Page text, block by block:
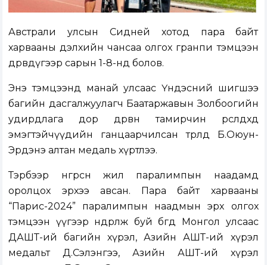
Австрали улсын Сидней хотод пара байт
харвааны дэлхийн чансаа олгох гранпи тэмцээн
дөрөвдүгээр сарын 1-8-нд болов.
Энэ тэмцээнд манай улсаас Үндэсний шигшээ
багийн дасгалжуулагч Баатаржавын Золбоогийн
удирдлага дор дөрвөн тамирчин өрсөлдөхөд
эмэгтэйчүүдийн ганцаарчилсан төрөлд Б.Оюун-
Эрдэнэ алтан медаль хүртлээ.
Тэрбээр өнгөрсөн жил паралимпын наадамд
оролцох эрхээ авсан. Пара байт харвааны
“Парис-2024” паралимпын наадмын эрх олгох
тэмцээн үүгээр өндөрлөж буй бөгөөд Монгол улсаас
ДАШТ-ий багийн хүрэл, Азийн АШТ-ий хүрэл
медальт Д.Сэлэнгээ, Азийн АШТ-ий хүрэл